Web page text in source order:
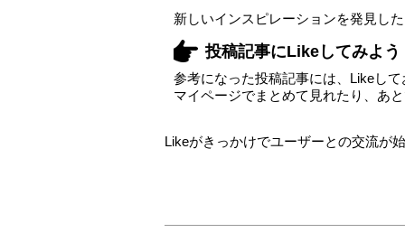
新しいインスピレーションを発見し
投稿記事にLikeしてみよう
参考になった投稿記事には、Likeし
マイページでまとめて見れたり、あ
Likeがきっかけでユーザーとの交流が